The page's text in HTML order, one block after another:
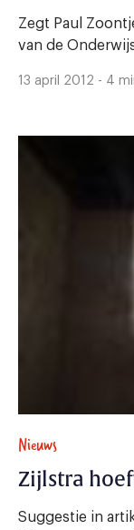
Zegt Paul
van de
13 april 2012 - 4
Nieuws
Zijlstra
Suggestie in